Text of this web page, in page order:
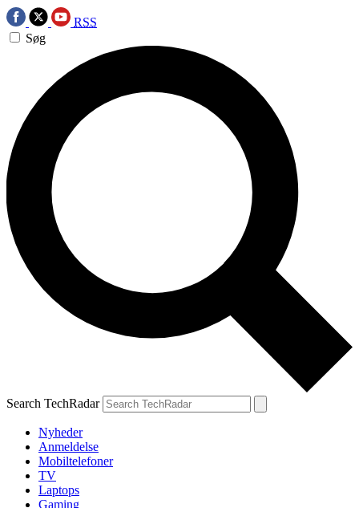
RSS
Søg
Search TechRadar
Nyheder
Anmeldelse
Mobiltelefoner
TV
Laptops
Gaming